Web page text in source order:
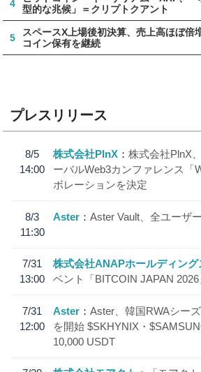
4
型的な兆候」＝クリプトクアント
5
スペースX上場後初決算、売上高ほぼ
コイン保有を継続
プレスリリース
8/5
14:00
株式会社PlnX
株式会社PlnX
ーバルWeb3カンファレンス「
ボレーションを決定
8/3
11:30
Aster Aster Vault、全ユーザ
7/31
13:00
株式会社ANAPホールディング
ベント「BITCOIN JAPAN
7/31
12:00
Aster
Aster、韓国RWAシー
を開始 $SKHYNIX・
10,000 USDT